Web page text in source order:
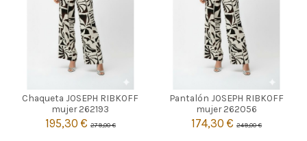
Chaqueta JOSEPH RIBKOFF
mujer 262193
195,30 €279,00 €
40 42
 Añadir al carrito
Pantalón JOSEPH RIBKOFF
mujer 262056
174,30 €249,00 €
40 42

Añadir al carrito